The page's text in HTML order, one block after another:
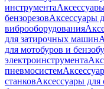
инструмента
бензорезовАксессуары
виброоборудования
для затирочных машин
для мотобуров и
электроинструмента
пневмосистем
станковАксессуары для